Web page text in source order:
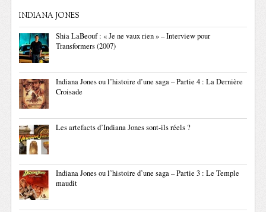
INDIANA JONES
Shia LaBeouf : « Je ne vaux rien » – Interview pour
Transformers (2007)
Indiana Jones ou l’histoire d’une saga – Partie 4 : La Dernière
Croisade
Les artefacts d’Indiana Jones sont-ils réels ?
Indiana Jones ou l’histoire d’une saga – Partie 3 : Le Temple
maudit